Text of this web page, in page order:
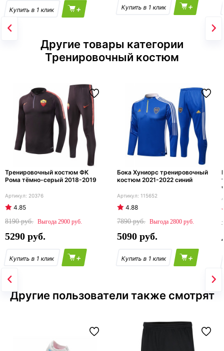
+ +
Другие товары категории
Тренировочный костюм
Тренировочный костюм ФК
Рома тёмно-серый 2018-2019
20376
4.85
8190
2900
5290
+
Бока Хуниорс тренировочный
костюм 2021-2022 синий
115652
4.88
7890
2800
5090
+
Другие пользователи также смотрят